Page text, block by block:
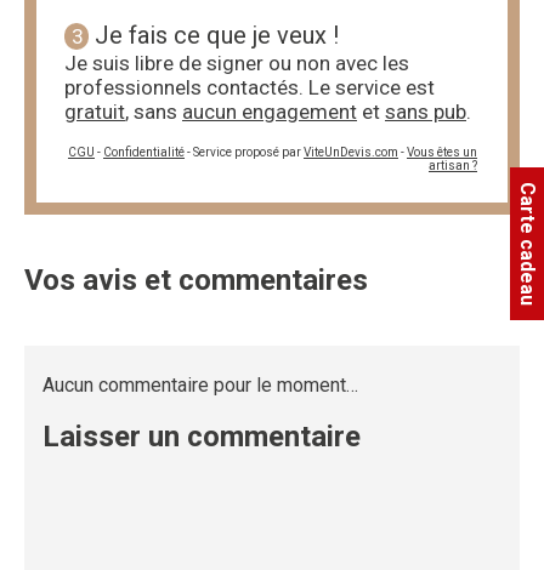
3 Je fais ce que je veux !
Je suis libre de signer ou non avec les
professionnels contactés. Le service est
gratuit, sans aucun engagement et sans pub.
CGU - Confidentialité- Service proposé parViteUnDevis.com -Vous êtes un
artisan ?
Vos avis et commentaires
Aucun commentaire pour le moment…
Laisser un commentaire
Carte cadeau